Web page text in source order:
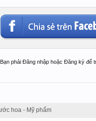
phải Đăng nhập hoặc Đăng ký để
hoa - Mỹ phẩm